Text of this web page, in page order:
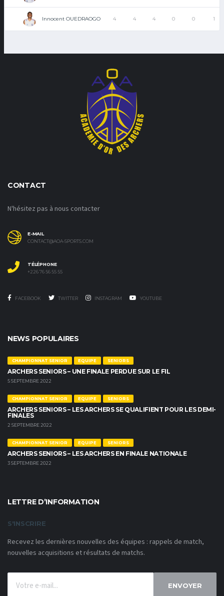
Innocent OUEDRAOGO 4 4 4 0 0 1
CONTACT
N'hésitez pas à nous contacter
E-MAIL
CONTACT@AOA-SPORTS.COM
TÉLÉPHONE
+226 76 56 55 55
FACEBOOK TWITTER INSTAGRAM YOUTUBE
NEWS POPULAIRES
CHAMPIONNAT SENIOR EQUIPE SENIORS
ARCHERS SENIORS – UNE FINALE PERDUE SUR LE FIL
5 SEPTEMBRE 2022
CHAMPIONNAT SENIOR EQUIPE SENIORS
ARCHERS SENIORS – LES ARCHERS SE QUALIFIENT POUR LES DEMI-
FINALES
2 SEPTEMBRE 2022
CHAMPIONNAT SENIOR EQUIPE SENIORS
ARCHERS SENIORS – LES ARCHERS EN FINALE NATIONALE
3 SEPTEMBRE 2022
LETTRE D’INFORMATION
S'INSCRIRE
Recevez les dernières nouvelles des équipes : rappels de match,
nouvelles acquisitions et résultats de matchs.
ENVOYER